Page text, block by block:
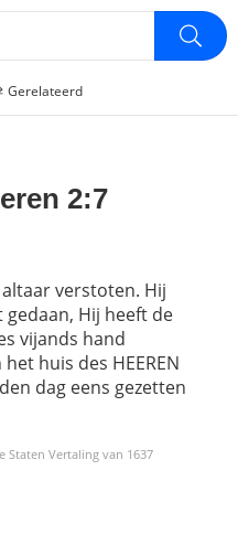
Gerelateerd
2:7
verstoten. Hij
Hij heeft de
vijands hand
huis des HEEREN
dag eens gezetten
Staten Vertaling van 1637